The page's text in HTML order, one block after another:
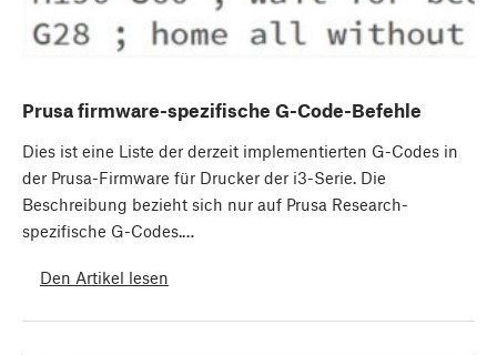
Prusa firmware-spezifische G-Code-Befehle
Dies ist eine Liste der derzeit implementierten G-Codes in
der Prusa-Firmware für Drucker der i3-Serie. Die
Beschreibung bezieht sich nur auf Prusa Research-
spezifische G-Codes.…
Den Artikel lesen